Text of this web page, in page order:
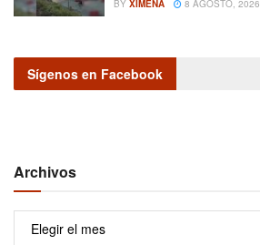
BY XIMENA 8 AGOSTO, 2026
Sígenos en Facebook
Archivos